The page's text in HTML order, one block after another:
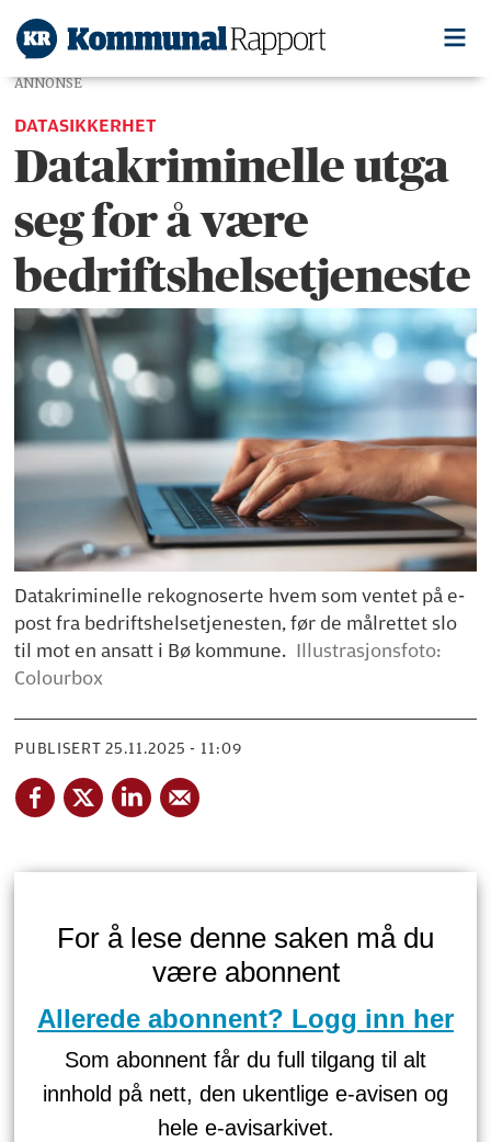
ANNONSE
DATASIKKERHET
Datakriminelle utga
seg for å være
bedrifts­­­helse­tjeneste
Datakriminelle rekognoserte hvem som ventet på e-
post fra bedriftshelsetjenesten, før de målrettet slo
til mot en ansatt i Bø kommune. Illustrasjonsfoto:
Colourbox
PUBLISERT 25.11.2025 - 11:09
For å lese denne saken må du
være abonnent
Allerede abonnent? Logg inn her
Som abonnent får du full tilgang til alt
innhold på nett, den ukentlige e-avisen og
hele e-avisarkivet.